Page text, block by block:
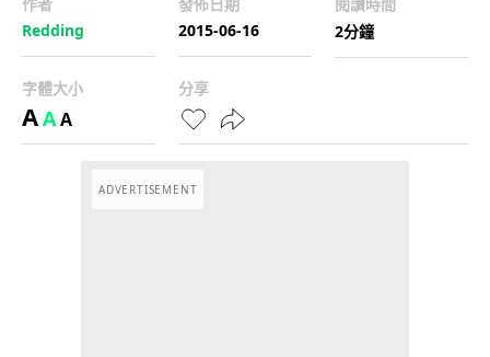
Redding
2015-06-16
2分鐘
字體大小
AAA
分享
ADVERTISEMENT